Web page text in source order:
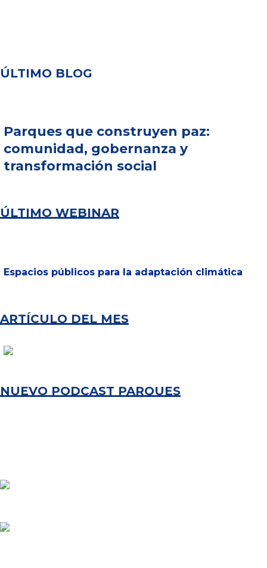
ÚLTIMO BLOG
Parques que construyen paz:
comunidad, gobernanza y
transformación social
ÚLTIMO WEBINAR
Espacios públicos para la adaptación climática
ARTÍCULO DEL MES
NUEVO PODCAST PARQUES